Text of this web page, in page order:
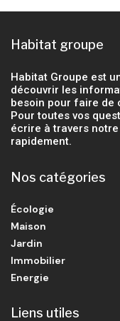
Habitat groupe
Habitat Groupe est
découvrir les
besoin pour faire de
Pour toutes vos
écrire à travers
rapidement.
Nos catégories
Écologie
Maison
Jardin
Immobilier
Energie
Liens utiles